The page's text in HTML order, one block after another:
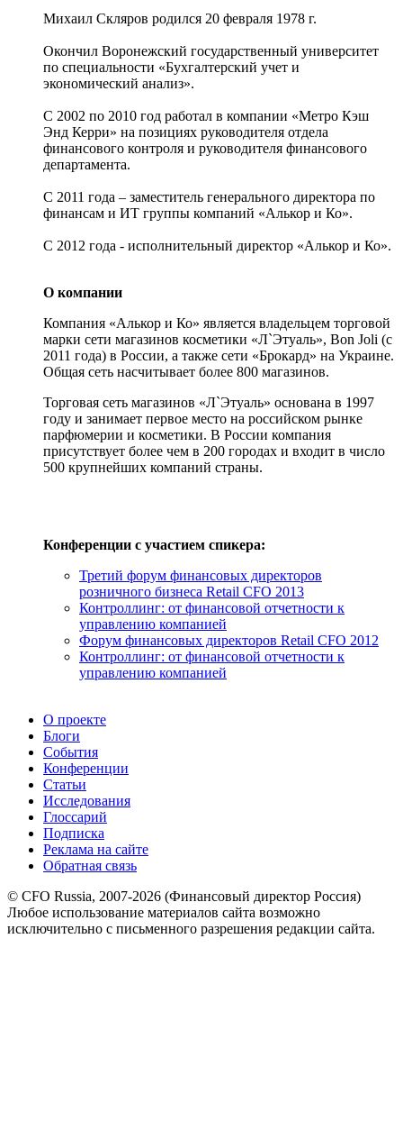
Михаил Скляров родился 20 февраля 1978 г.
Окончил Воронежский государственный университет
по специальности «Бухгалтерский учет и
экономический анализ».
С 2002 по 2010 год работал в компании «Метро Кэш
Энд Керри» на позициях руководителя отдела
финансового контроля и руководителя финансового
департамента.
С 2011 года – заместитель генерального директора по
финансам и ИТ группы компаний «Алькор и Ко».
С 2012 года - исполнительный директор «Алькор и Ко».
О компании
Компания «Алькор и Ко» является владельцем торговой
марки сети магазинов косметики «Л`Этуаль», Bon Joli (с
2011 года) в России, а также сети «Брокард» на Украине.
Общая сеть насчитывает более 800 магазинов.
Торговая сеть магазинов «Л`Этуаль» основана в 1997
году и занимает первое место на российском рынке
парфюмерии и косметики. В России компания
присутствует более чем в 200 городах и входит в число
500 крупнейших компаний страны.
Конференции с участием спикера:
Третий форум финансовых директоров
розничного бизнеса Retail CFO 2013
Контроллинг: от финансовой отчетности к
управлению компанией
Форум финансовых директоров Retail CFO 2012
Контроллинг: от финансовой отчетности к
управлению компанией
О проекте
Блоги
События
Конференции
Статьи
Исследования
Глоссарий
Подписка
Реклама на сайте
Обратная связь
© CFO Russia, 2007-2026 (Финансовый директор Россия)
Любое использование материалов сайта возможно
исключительно с письменного разрешения редакции сайта.